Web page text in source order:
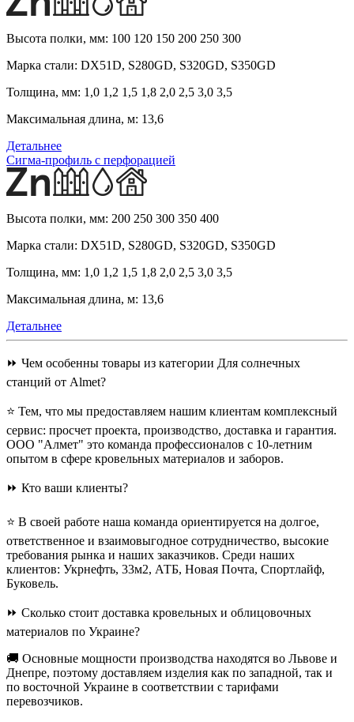
Высота полки, мм: 100 120 150 200 250 300
Марка стали: DX51D, S280GD, S320GD, S350GD
Толщина, мм: 1,0 1,2 1,5 1,8 2,0 2,5 3,0 3,5
Максимальная длина, м: 13,6
Детальнее
Сигма-профиль с перфорацией
Высота полки, мм: 200 250 300 350 400
Марка стали: DX51D, S280GD, S320GD, S350GD
Толщина, мм: 1,0 1,2 1,5 1,8 2,0 2,5 3,0 3,5
Максимальная длина, м: 13,6
Детальнее
⏩ Чем особенны товары из категории Для солнечных
станций от Almet?
⭐ Тем, что мы предоставляем нашим клиентам комплексный
сервис: просчет проекта, производство, доставка и гарантия.
ООО "Алмет" это команда профессионалов с 10-летним
опытом в сфере кровельных материалов и заборов.
⏩ Кто ваши клиенты?
⭐ В своей работе наша команда ориентируется на долгое,
ответственное и взаимовыгодное сотрудничество, высокие
требования рынка и наших заказчиков. Среди наших
клиентов: Укрнефть, 33м2, АТБ, Новая Почта, Спортлайф,
Буковель.
⏩ Сколько стоит доставка кровельных и облицовочных
материалов по Украине?
🚚 Основные мощности производства находятся во Львове и
Днепре, поэтому доставляем изделия как по западной, так и
по восточной Украине в соответствии с тарифами
перевозчиков.